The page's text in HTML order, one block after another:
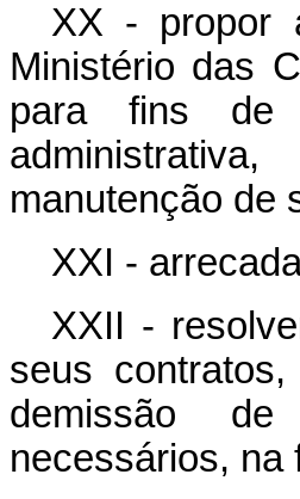
XX - propor
Ministério das
para fins de
manutenção de
XXI -
XXII -
seus
demissão de
necessários, na